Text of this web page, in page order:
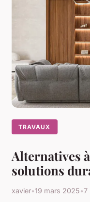
TRAVAUX
Alternatives
solutions
xavier•19 mars 2025•7